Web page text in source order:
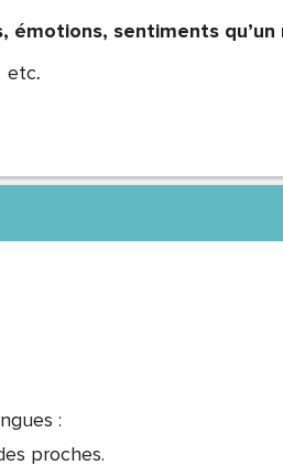
émotions, sentiments
etc.
:
proches.